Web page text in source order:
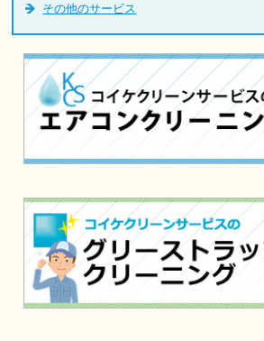
その他のサービス